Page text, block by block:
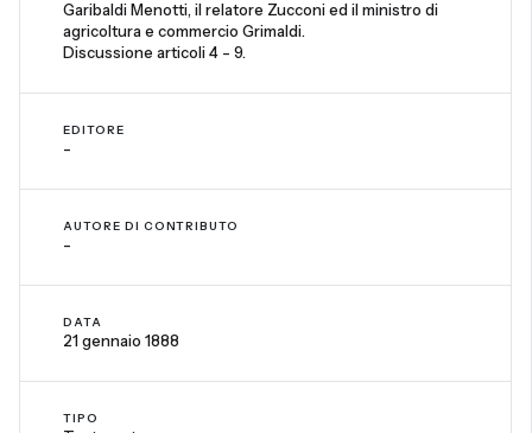
Garibaldi Menotti, il relatore Zucconi ed il ministro di
agricoltura e commercio Grimaldi.
Discussione articoli 4 - 9.
EDITORE
-
AUTORE DI CONTRIBUTO
-
DATA
21 gennaio 1888
TIPO